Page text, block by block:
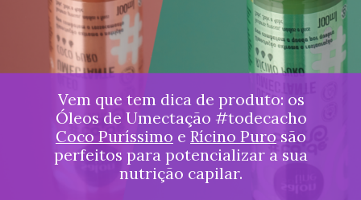
Vem que tem dica de produto: os
Óleos de Umectação #todecacho
Coco Puríssimo eRícino Puro são
perfeitos para potencializar a sua
nutrição capilar.